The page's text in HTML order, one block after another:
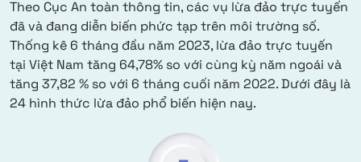
Theo Cục An toàn thông tin, các vụ lừa đảo trực tuyến
đã và đang diễn biến phức tạp trên môi trường số.
Thống kê 6 tháng đầu năm 2023, lừa đảo trực tuyến
tại Việt Nam tăng 64,78% so với cùng kỳ năm ngoái và
tăng 37,82 % so với 6 tháng cuối năm 2022. Dưới đây là
24 hình thức lừa đảo phổ biến hiện nay.